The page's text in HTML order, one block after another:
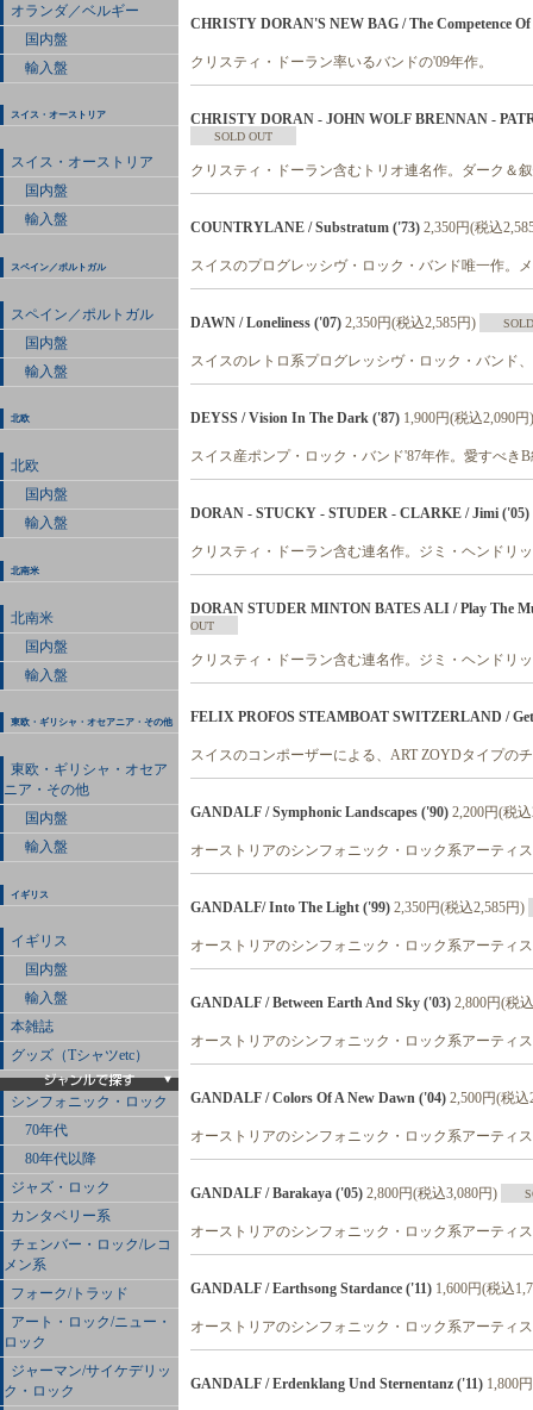
オランダ／ベルギー
国内盤
輸入盤
スイス・オーストリア
スイス・オーストリア
国内盤
輸入盤
スペイン／ポルトガル
スペイン／ポルトガル
国内盤
輸入盤
北欧
北欧
国内盤
輸入盤
北南米
北南米
国内盤
輸入盤
東欧・ギリシャ・オセアニア・その他
東欧・ギリシャ・オセア
ニア・その他
国内盤
輸入盤
イギリス
イギリス
国内盤
輸入盤
本雑誌
グッズ（Tシャツetc）
シンフォニック・ロック
70年代
80年代以降
ジャズ・ロック
カンタベリー系
チェンバー・ロック/レコ
メン系
フォーク/トラッド
アート・ロック/ニュー・
ロック
ジャーマン/サイケデリッ
ク・ロック
CHRISTY DORAN'S NEW BAG / The Competence
クリスティ・ドーラン率いるバンドの'09年作。
CHRISTY DORAN - JOHN WOLF BRENNAN -
SOLD OUT
クリスティ・ドーラン含むトリオ連名作。ダーク＆
COUNTRYLANE / Substratum ('73) 2,350円(税込
スイスのプログレッシヴ・ロック・バンド唯一作。
DAWN / Loneliness ('07) 2,350円(税込2,585円)
スイスのレトロ系プログレッシヴ・ロック・バンド
DEYSS / Vision In The Dark ('87) 1,900円(税込2,090円)
スイス産ポンプ・ロック・バンド'87年作。愛すべき
DORAN - STUCKY - STUDER - CLARKE / Jimi ('05)
クリスティ・ドーラン含む連名作。ジミ・ヘンドリ
DORAN STUDER MINTON BATES ALI / Play The
OUT
クリスティ・ドーラン含む連名作。ジミ・ヘンドリ
FELIX PROFOS STEAMBOAT SWITZERLAND /
スイスのコンポーザーによる、ART ZOYDタイプの
GANDALF / Symphonic Landscapes ('90) 2,200円(税
オーストリアのシンフォニック・ロック系アーティ
GANDALF/ Into The Light ('99) 2,350円(税込2,585円)
オーストリアのシンフォニック・ロック系アーティ
GANDALF / Between Earth And Sky ('03) 2,800円(税
オーストリアのシンフォニック・ロック系アーティ
GANDALF / Colors Of A New Dawn ('04) 2,500円(税込
オーストリアのシンフォニック・ロック系アーティ
GANDALF / Barakaya ('05) 2,800円(税込3,080円)
オーストリアのシンフォニック・ロック系アーティ
GANDALF / Earthsong Stardance ('11) 1,600円(税込
オーストリアのシンフォニック・ロック系アーティ
GANDALF / Erdenklang Und Sternentanz ('11) 1,800